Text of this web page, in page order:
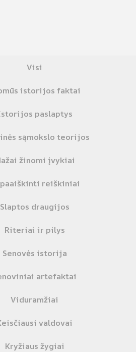
Visi
istorijos faktai
paslaptys
sąmokslo teorijos
žinomi įvykiai
reiškiniai
Slaptos draugijos
Riteriai ir pilys
Senovės istorija
artefaktai
Viduramžiai
valdovai
Kryžiaus žygiai